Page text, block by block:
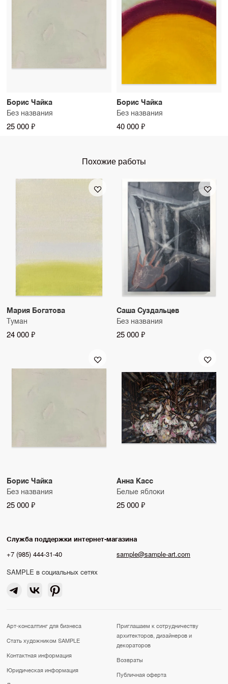
Борис Чайка
Без названия
25 000 ₽
Борис Чайка
Без названия
40 000 ₽
Похожие работы
Мария Богатова
Туман
24 000 ₽
Саша Суздальцев
Без названия
25 000 ₽
Борис Чайка
Без названия
25 000 ₽
Анна Касс
Белые яблоки
25 000 ₽
Служба поддержки интернет-магазина
+7 (985) 444-31-40
sample@sample-art.com
SAMPLE в социальных сетях
Арт-консалтинг для бизнеса
Стать художником SAMPLE
Контактная информация
Юридическая информация
Приглашаем к сотрудничеству
архитекторов, дизайнеров и
декораторов
Возвраты
Публичная оферта